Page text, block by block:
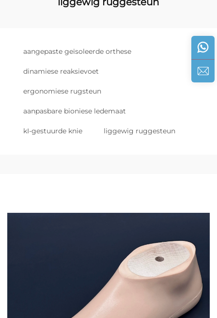
aangepaste geïsoleerde orthese
dinamiese reaksievoet
ergonomiese rugsteun
aanpasbare bioniese ledemaat
kI-gestuurde knie liggewig ruggesteun